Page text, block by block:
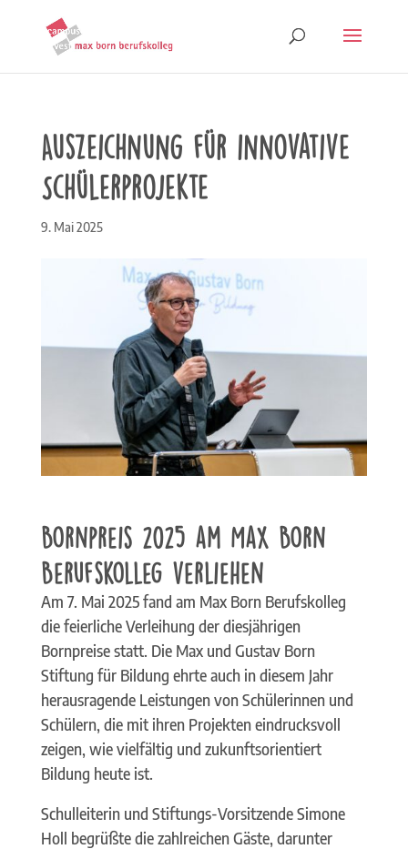
Auszeichnung für innovative
Schülerprojekte
9. Mai 2025
Bornpreis 2025 am Max Born
Berufskolleg verliehen
Am 7. Mai 2025 fand am Max Born Berufskolleg
die feierliche Verleihung der diesjährigen
Bornpreise statt. Die Max und Gustav Born
Stiftung für Bildung ehrte auch in diesem Jahr
herausragende Leistungen von Schülerinnen und
Schülern, die mit ihren Projekten eindrucksvoll
zeigen, wie vielfältig und zukunftsorientiert
Bildung heute ist.
Schulleiterin und Stiftungs-Vorsitzende Simone
Holl begrüßte die zahlreichen Gäste, darunter